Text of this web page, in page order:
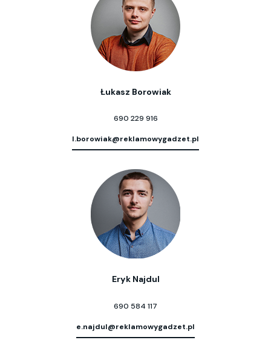
Łukasz Borowiak
690 229 916
l.borowiak@reklamowygadzet.pl
Eryk Najdul
690 584 117
e.najdul@reklamowygadzet.pl